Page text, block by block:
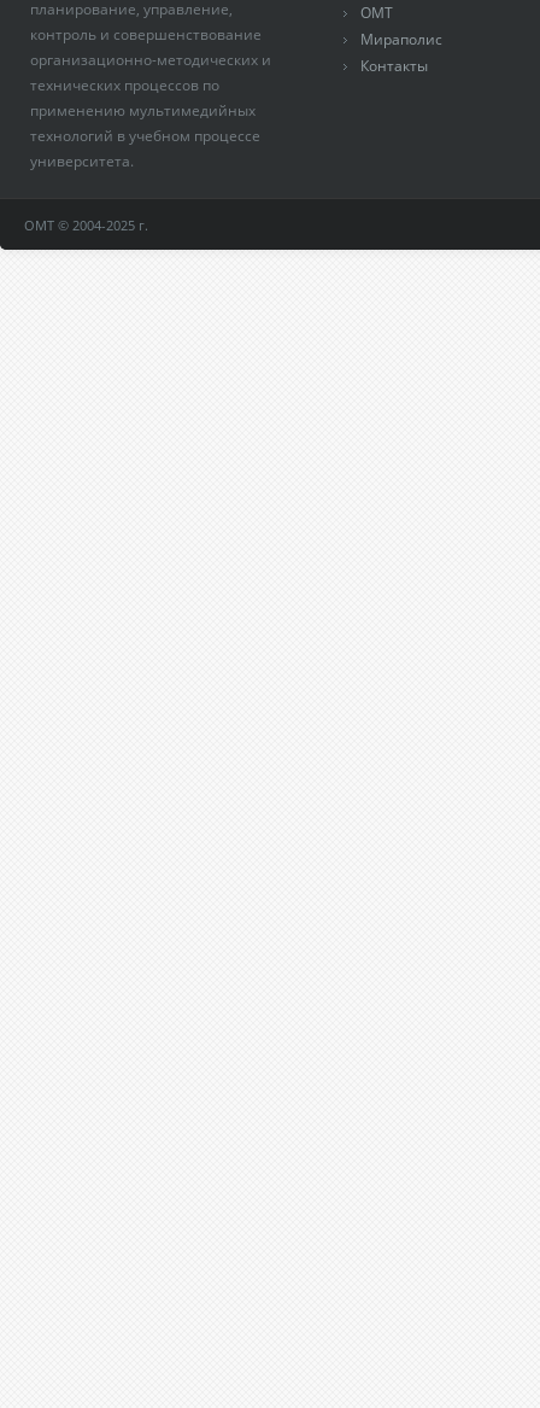
планирование, управление,
контроль и совершенствование
организационно-методических и
технических процессов по
применению мультимедийных
технологий в учебном процессе
университета.
ОМТ
Мираполис
Контакты
ОМТ © 2004-2025 г.